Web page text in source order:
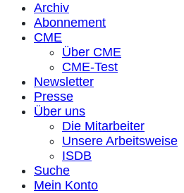
Archiv
Abonnement
CME
Über CME
CME-Test
Newsletter
Presse
Über uns
Die Mitarbeiter
Unsere Arbeitsweise
ISDB
Suche
Mein Konto